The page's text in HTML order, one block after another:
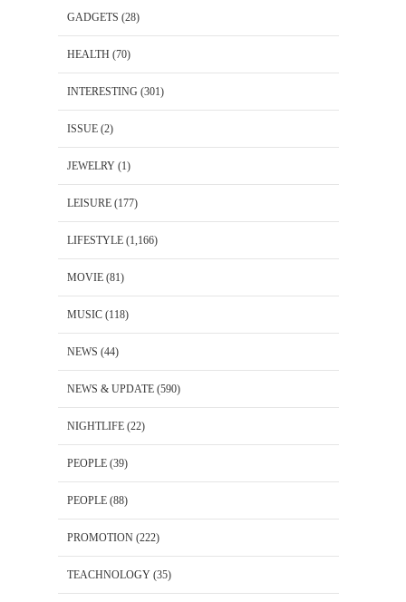
GADGETS (28)
HEALTH (70)
INTERESTING (301)
ISSUE (2)
JEWELRY (1)
LEISURE (177)
LIFESTYLE (1,166)
MOVIE (81)
MUSIC (118)
NEWS (44)
NEWS & UPDATE (590)
NIGHTLIFE (22)
PEOPLE (39)
PEOPLE (88)
PROMOTION (222)
TEACHNOLOGY (35)